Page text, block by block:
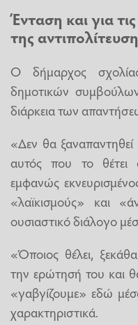
Ένταση και για
της
Ο δήμαρχος
δημοτικών
διάρκεια των
«Δεν θα
αυτός που το θέτει
εμφανώς
«λαϊκισμούς» και
ουσιαστικό διάλογο
«Όποιος θέλει,
την ερώτησή του και
«γαβγίζουμε» εδώ
χαρακτηριστικά.